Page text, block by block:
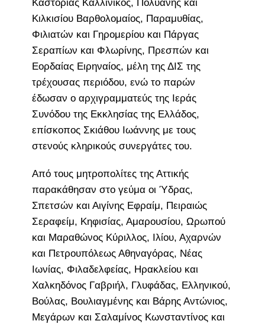
Καστορίας Καλλίνικος, Πολυανής και
Κιλκισίου Βαρθολομαίος, Παραμυθίας,
Φιλιατών και Γηρομερίου και Πάργας
Σεραπίων και Φλωρίνης, Πρεσπών και
Εορδαίας Ειρηναίος, μέλη της ΔΙΣ της
τρέχουσας περιόδου, ενώ το παρών
έδωσαν ο αρχιγραμματεύς της Ιεράς
Συνόδου της Εκκλησίας της Ελλάδος,
επίσκοπος Σκιάθου Ιωάννης με τους
στενούς κληρικούς συνεργάτες του.
Από τους μητροπολίτες της Αττικής
παρακάθησαν στο γεύμα οι Ύδρας,
Σπετσών και Αιγίνης Εφραίμ, Πειραιώς
Σεραφείμ, Κηφισίας, Αμαρουσίου, Ωρωπού
και Μαραθώνος Κύριλλος, Ιλίου, Αχαρνών
και Πετρουπόλεως Αθηναγόρας, Νέας
Ιωνίας, Φιλαδελφείας, Ηρακλείου και
Χαλκηδόνος Γαβριήλ, Γλυφάδας, Ελληνικού,
Βούλας, Βουλιαγμένης και Βάρης Αντώνιος,
Μεγάρων και Σαλαμίνος Κωνσταντίνος και